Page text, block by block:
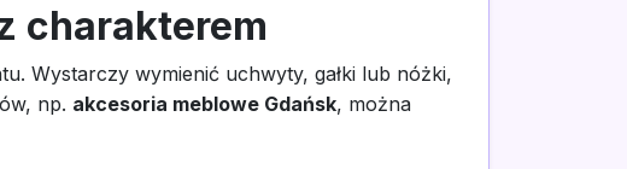
charakterem
Wystarczy wymienić uchwyty, gałki lub nóżki,
np. akcesoria meblowe Gdańsk, można